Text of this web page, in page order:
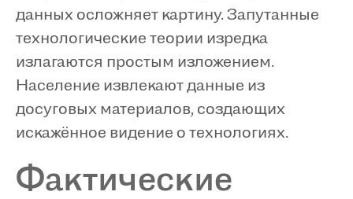
данных осложняет картину. Запутанные
технологические теории изредка
излагаются простым изложением.
Население извлекают данные из
досуговых материалов, создающих
искажённое видение о технологиях.
Фактические